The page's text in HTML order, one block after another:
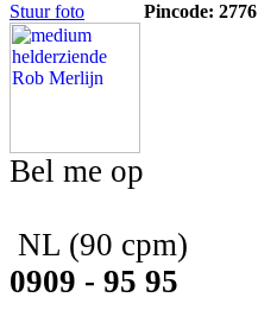
Stuur foto
Pincode: 2776
Bel me op
NL (90 cpm)
0909 - 95 95